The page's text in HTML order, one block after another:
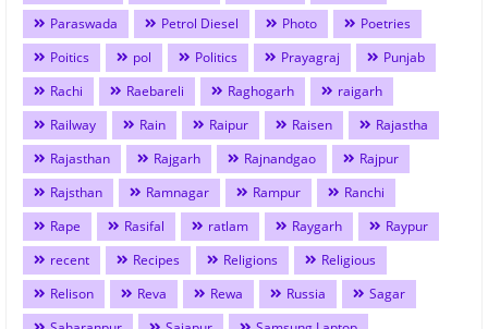
Paraswada
Petrol Diesel Photo
Poetries
Poitics
pol Politics Prayagraj
Punjab
Rachi
Raebareli Raghogarh
raigarh
Railway
Rain Raipur Raisen
Rajastha
Rajasthan
Rajgarh Rajnandgao
Rajpur
Rajsthan
Ramnagar Rampur
Ranchi
Rape
Rasifal ratlam Raygarh
Raypur
recent
Recipes Religions
Religious
Relison
Reva Rewa Russia
Sagar